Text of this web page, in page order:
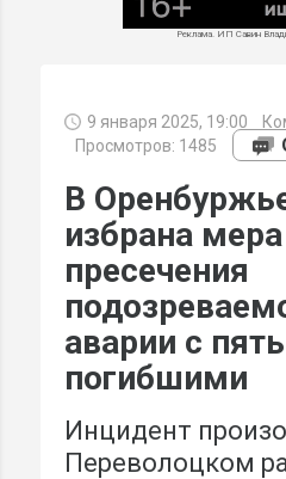
Реклама. ИП Савин
9 января 2025, 19:00
Просмотров: 1485
В
избрана мера
пресечения
аварии с
погибшими
Инцидент
Переволоцком